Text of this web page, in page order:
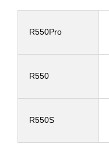
R550Pro
R550
R550S